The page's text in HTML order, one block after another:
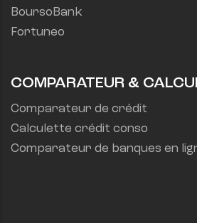
BoursoBank
Fortuneo
COMPARATEUR &
Comparateur de crédit
Calculette crédit conso
Comparateur de banques en